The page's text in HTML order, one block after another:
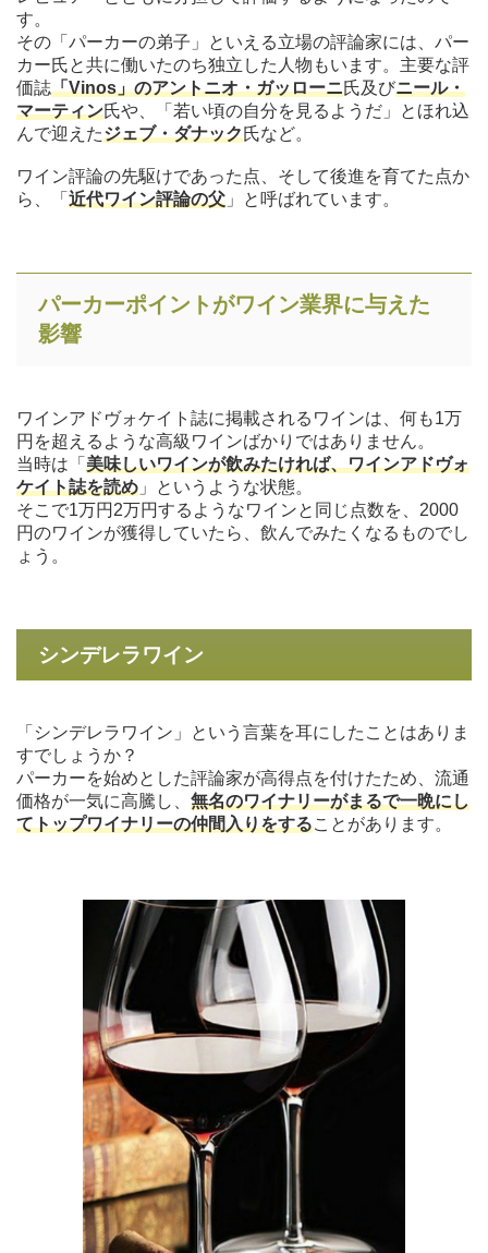
す。
その「パーカーの弟子」といえる立場の評論家には、パー
カー氏と共に働いたのち独立した人物もいます。主要な評
価誌「Vinos」のアントニオ・ガッローニ氏及びニール・
マーティン氏や、「若い頃の自分を見るようだ」とほれ込
んで迎えたジェブ・ダナック氏など。
ワイン評論の先駆けであった点、そして後進を育てた点か
ら、「 近代ワイン評論の父 」と呼ばれています。
パーカーポイントがワイン業界に与えた
影響
ワインアドヴォケイト誌に掲載されるワインは、何も1万
円を超えるような高級ワインばかりではありません。
当時は「 美味しいワインが飲みたければ、ワインアドヴォ
ケイト誌を読め 」というような状態。
そこで1万円2万円するようなワインと同じ点数を、2000
円のワインが獲得していたら、飲んでみたくなるものでし
ょう。
シンデレラワイン
「シンデレラワイン」という言葉を耳にしたことはありま
すでしょうか？
パーカーを始めとした評論家が高得点を付けたため、流通
価格が一気に高騰し、 無名のワイナリーがまるで一晩にし
てトップワイナリーの仲間入りをすることがあります。